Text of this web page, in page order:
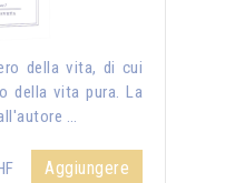
della vita, di cui
della vita pura. La
…
Aggiungere